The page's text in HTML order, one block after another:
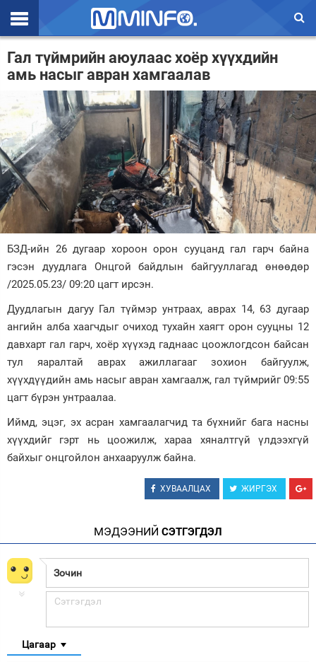
Эхлэл
Цаг агаар
Валют ханш
Улс төр
Эдийн засаг
Үзэл бодол
Спорт
Нийгэм
Дэлхий
Энтертайнмэнт
Гал түймрийн аюулаас хоёр хүүхдийн
амь насыг авран хамгаалав
БЗД-ийн 26 дугаар хороон орон сууцанд гал гарч байна
гэсэн дуудлага Онцгой байдлын байгууллагад өнөөдөр
/2025.05.23/ 09:20 цагт ирсэн.
Дуудлагын дагуу Гал түймэр унтраах, аврах 14, 63 дугаар
ангийн алба хаагчдыг очиход тухайн хаягт орон сууцны 12
давхарт гал гарч, хоёр хүүхэд гаднаас цоожлогдсон байсан
тул яаралтай аврах ажиллагааг зохион байгуулж,
хүүхдүүдийн амь насыг авран хамгаалж, гал түймрийг 09:55
цагт бүрэн унтраалаа.
Иймд, эцэг, эх асран хамгаалагчид та бүхнийг бага насны
хүүхдийг гэрт нь цоожилж, хараа хяналтгүй үлдээхгүй
байхыг онцгойлон анхааруулж байна.
ХУВААЛЦАХ ЖИРГЭХ
МЭДЭЭНИЙ СЭТГЭГДЭЛ
Цагаар